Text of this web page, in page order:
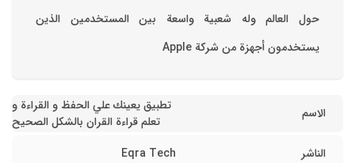
حول العالم وله شعبية واسعة بين المستخدمين الذين
يستخدمون أجهزة من شركة Apple
الاسم
تطبيق يعينك علي الحفظ و القراءة و
تعلم قراءة القران بالشكل الصحيح
الناشر
Eqra Tech